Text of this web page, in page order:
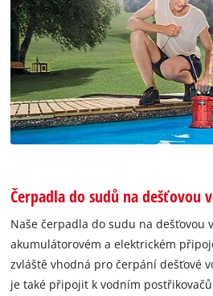
Čerpadla do sudů na dešťovou
Naše čerpadla do sudu na dešťovou
akumulátorovém a elektrickém
zvláště vhodná pro čerpání dešťové
je také připojit k vodním